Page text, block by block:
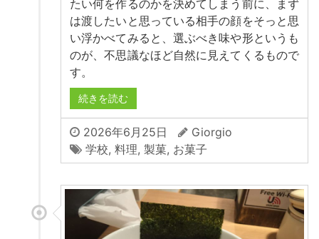
たい何を作るのかを決めてしまう前に、まず
は渡したいと思っている相手の顔をそっと思
い浮かべてみると、選ぶべき味や形というも
のが、不思議なほど自然に見えてくるもので
す。
続きを読む
2026年6月25日
Giorgio
学校, 料理, 製菓, お菓子